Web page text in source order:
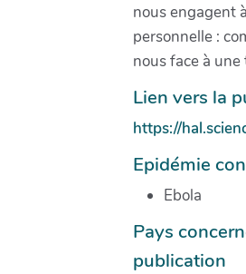
nous engagent
personnelle :
nous face à une
Lien vers la
https://
Epidémie
Ebola
Pays
publication